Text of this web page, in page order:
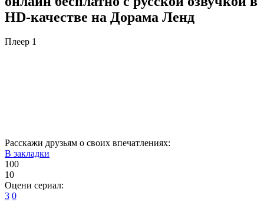
HD-качестве на Дорама Ленд
Плеер 1
Расскажи друзьям о своих впечатлениях:
В закладки
100
10
Оцени сериал:
3 0